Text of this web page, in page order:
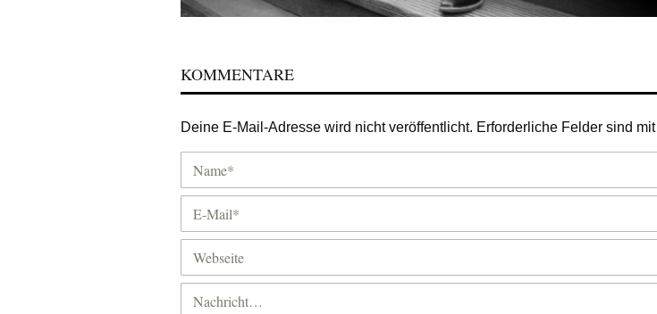
KOMMENTARE
Deine E-Mail-Adresse wird nicht veröffentlicht. Erforderliche Felder sind mit